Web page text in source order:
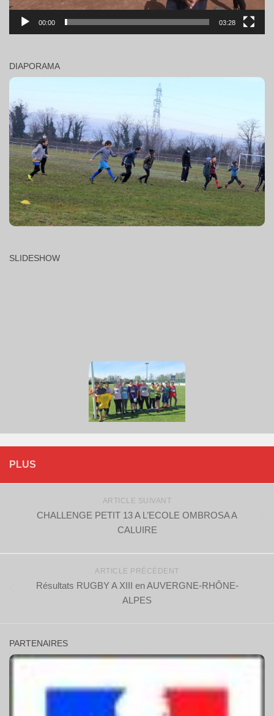
00:00 03:28
DIAPORAMA
SLIDESHOW
PLUS
ARTICLE SUIVANT
CHALLENGE PETIT 13 A L’ECOLE OMBROSA A
CALUIRE
ARTICLE PRÉCÉDENT
Résultats RUGBY A XIII en AUVERGNE-RHÔNE-
ALPES
PARTENAIRES